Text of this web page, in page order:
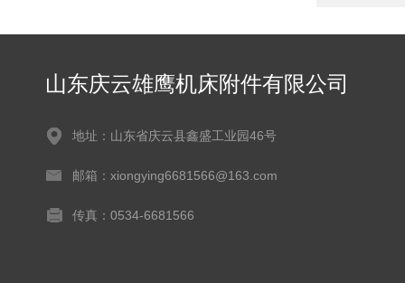
山东庆云雄鹰机床附件有限公司
地址：山东省庆云县鑫盛工业园46号
邮箱：xiongying6681566@163.com
传真：0534-6681566